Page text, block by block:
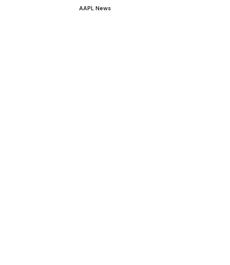
AAPL News